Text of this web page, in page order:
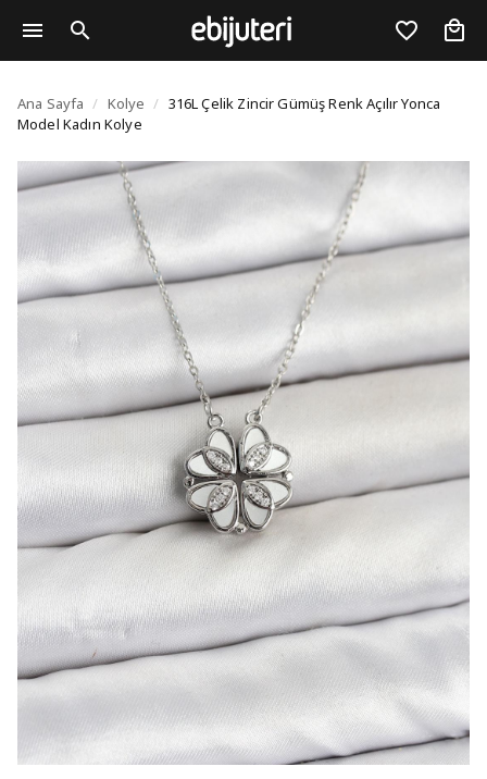
316L Çelik Zincir
Ana Sayfa / Kolye / 316L Çelik Zincir Gümüş Renk Açılır Yonca
Model Kadın Kolye